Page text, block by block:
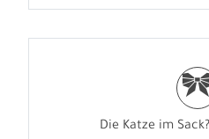
Die Katze im